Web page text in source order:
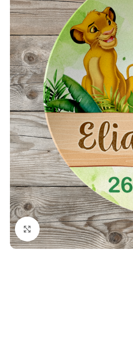
Click to enlarge